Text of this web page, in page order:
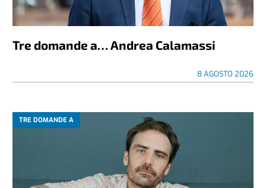
Tre domande a… Andrea Calamassi
8 AGOSTO 2026
TRE DOMANDE A